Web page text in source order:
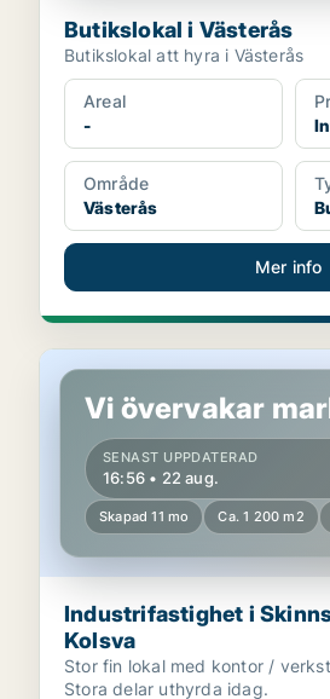
Butikslokal i Västerås
Butikslokal att hyra i Västerås
Areal
-
Område
Västerås
Mer info
Industrifastighet i
Vi övervakar
SENAST UPPDATERAD
16:56 • 22 aug.
Skapad 11 mo Ca. 1 200 m2
Industrifastighet i
Kolsva
Stor fin lokal med kontor /
Stora delar uthyrda idag.